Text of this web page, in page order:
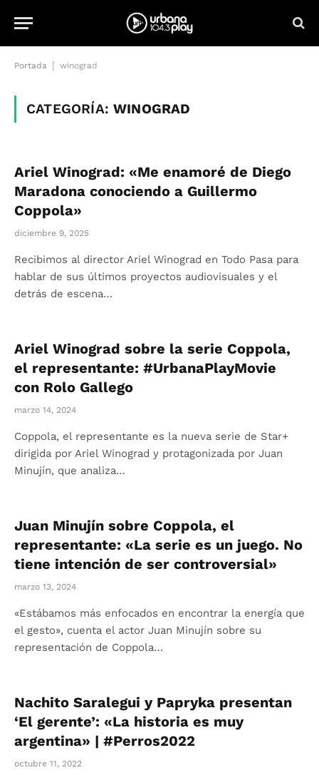
Portada winograd
CATEGORÍA:WINOGRAD
Ariel Winograd: «Me enamoré de Diego
Maradona conociendo a Guillermo
Coppola»
diciembre 9, 2025
Recibimos al director Ariel Winograd en Todo Pasa para
hablar de sus últimos proyectos audiovisuales y el
detrás de escena…
Ariel Winograd sobre la serie Coppola,
el representante: #UrbanaPlayMovie
con Rolo Gallego
marzo 14, 2024
Coppola, el representante es la nueva serie de Star+
dirigida por Ariel Winograd y protagonizada por Juan
Minujín, que analiza…
Juan Minujín sobre Coppola, el
representante: «La serie es un juego. No
tiene intención de ser controversial»
marzo 13, 2024
«Estábamos más enfocados en encontrar la energía que
el gesto», cuenta el actor Juan Minujín sobre su
representación de Coppola…
Nachito Saralegui y Papryka presentan
‘El gerente’: «La historia es muy
argentina» | #Perros2022
octubre 11, 2022